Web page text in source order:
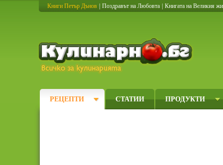
Книги Петър Дънов Поздравът на Любовта Книгата на Великия
РЕЦЕПТИ СТАТИИ ПРОДУКТИ